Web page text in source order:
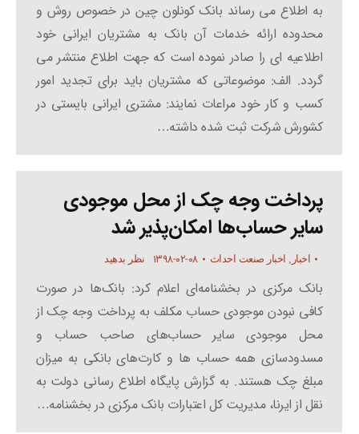
به اطلاع می رساند بانک کونلون چین در خصوص روش و
محدوده ارائه خدمات آن بانک به مشتریان ایرانی خود
اطلاعیه ای را صادر نموده است که جهت اطلاع منتشر می
گردد. الف: موضوعاتی که مشتریان باید برای تجدید امور
کسب و کار خود مراعات نمایند: مشتری ایرانی بایستی در
کشورش شرکت ثبت شده داشته…
پرداخت وجه چک از محل موجودی
سایر حساب‌ها امکان‌پذیر شد
اخبار , اخبار صنعت احداث ۱۳۹۸-۰۲-۰۸ نظر بدهید
بانک مرکزی در بخشنامه‌ای اعلام کرد: بانک‌ها در صورت
کافی نبودن موجودی حساب مکلف به پرداخت وجه چک از
محل موجودی سایر حساب‌های صاحب حساب و
مسدودسازی همه حساب ها و کارت‌های بانکی به میزان
مبلغ چک هستند. به گزارش پایگاه اطلاع رسانی دولت به
نقل از ایرنا، مدیریت کل اعتبارات بانک مرکزی در بخشنامه…